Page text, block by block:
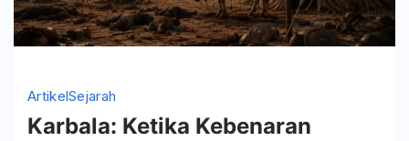
ArtikelSejarah
Karbala: Ketika Kebenaran